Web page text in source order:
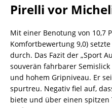
Pirelli vor
Mit einer Benotung von 10,7
Komfortbewertung 9,0)
durch. Das Fazit der „Sport
souverän fahrbarer
und hohem Gripniveau. Er
spurtreu. Negativ fiel auf,
biete und über einen spitzen